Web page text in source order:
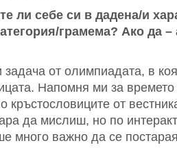
ли себе си в дадена/и
грамема? Ако да –
от олимпиадата, в
Напомня ми за времето
кръстословиците от
да мислиш, но по
много важно да се